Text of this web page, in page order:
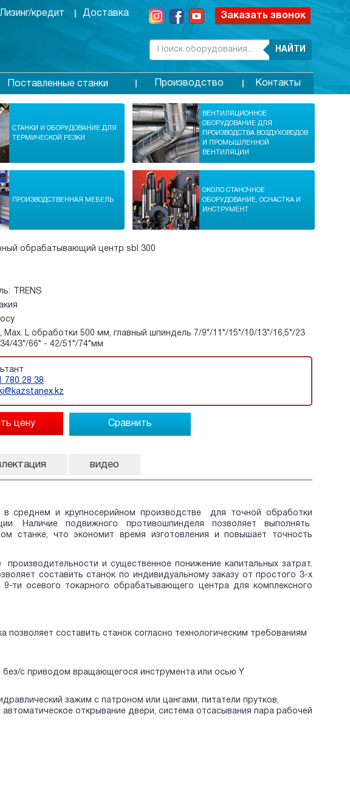
Лизинг/кредит Доставка Заказать звонок
НАЙТИ
Поставленные станки Производство Контакты
СТАНКИ И ОБОРУДОВАНИЕ ДЛЯ
ТЕРМИЧЕСКОЙ РЕЗКИ
ВЕНТИЛЯЦИОННОЕ
ОБОРУДОВАНИЕ ДЛЯ
ПРОИЗВОДСТВА ВОЗДУХОВОДОВ
И ПРОМЫШЛЕННОЙ
ВЕНТИЛЯЦИИ
ПРОИЗВОДСТВЕННАЯ МЕБЕЛЬ
ОКОЛО СТАНОЧНОЕ
ОБОРУДОВАНИЕ, ОСНАСТКА И
ИНСТРУМЕНТ
обрабатывающий центр sbl 300
TRENS
Max. L обработки 500 мм, главный шпиндель 7/9*/11*/15*/10/13*/16,5*/23
43*/66* - 42/51*/74*мм
780 28 38
Сравнить
видео
среднем и крупносерийном производстве для точной обработки
Наличие подвижного противошпинделя позволяет выполнять
станке, что экономит время изготовления и повышает точность
и существенное понижение капитальных затрат.
составить станок по индивидуальному заказу от простого 3-х
ти осевого токарного обрабатывающего центра для комплексного
составить станок согласно технологическим требованиям
без/с приводом вращающегося инструмента или осью Y
зажим с патроном или цангами, питатели прутков,
открывание двери, система отсасывания пара рабочей